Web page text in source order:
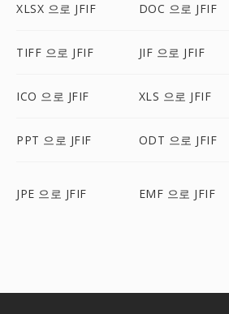
XLSX 으로 JFIF DOC 으로 JFIF
TIFF 으로 JFIF JIF 으로 JFIF
ICO 으로 JFIF XLS 으로 JFIF
PPT 으로 JFIF ODT 으로 JFIF
JPE 으로 JFIF EMF 으로 JFIF